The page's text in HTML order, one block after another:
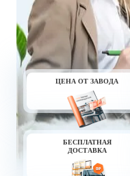
ЦЕНА ОТ ЗАВОДА
БЕСПЛАТНАЯ
ДОСТАВКА